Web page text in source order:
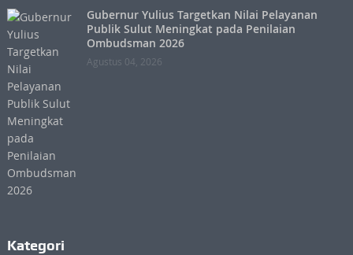
Gubernur Yulius Targetkan Nilai Pelayanan
Publik Sulut Meningkat pada Penilaian
Ombudsman 2026
Agustus 04, 2026
Kategori